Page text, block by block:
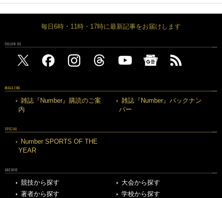
毎日6時・11時・17時に最新記事をお届けします
FOLLOW US
MAGAZINE
雑誌『Number』購読のご案
内
雑誌『Number』バックナン
バー
SPECIAL
Number SPORTS OF THE
YEAR
ARCHIVE
競技から探す
大会から探す
著者から探す
学校から探す